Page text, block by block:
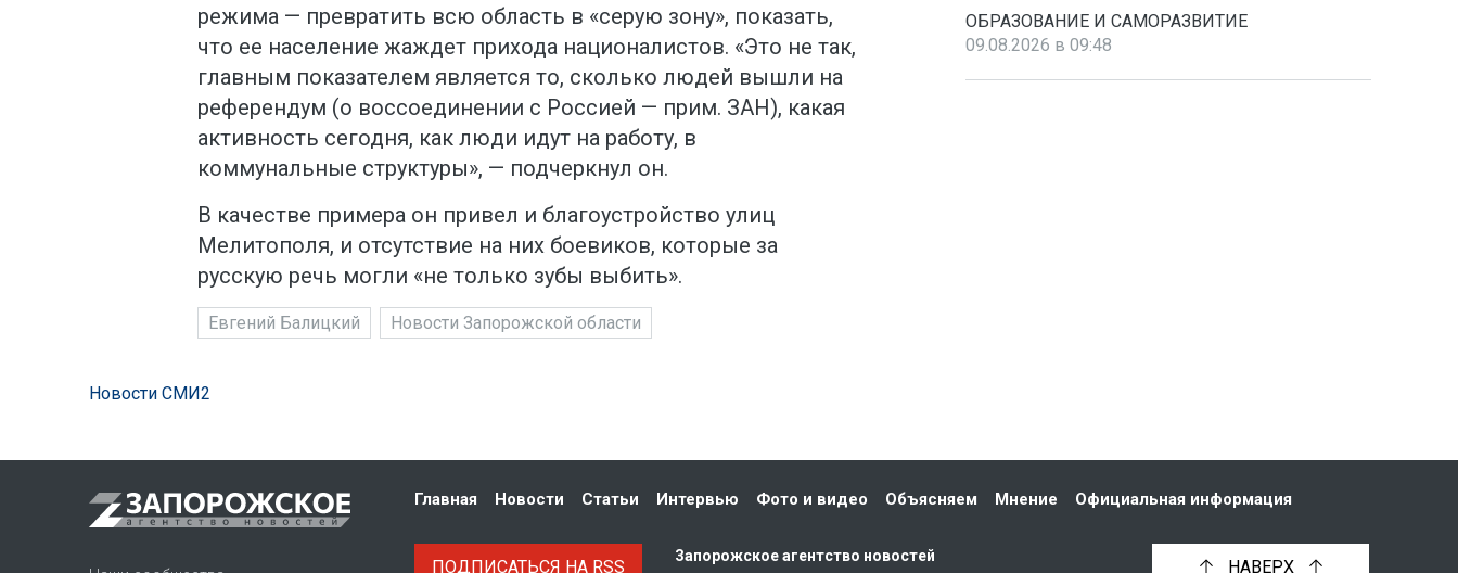
режима — превратить всю область в «серую зону», показать,
что ее население жаждет прихода националистов. «Это не так,
главным показателем является то, сколько людей вышли на
референдум (о воссоединении с Россией — прим. ЗАН), какая
активность сегодня, как люди идут на работу, в
коммунальные структуры», — подчеркнул он.
В качестве примера он привел и благоустройство улиц
Мелитополя, и отсутствие на них боевиков, которые за
русскую речь могли «не только зубы выбить».
Евгений Балицкий Новости Запорожской области
ОБРАЗОВАНИЕ И САМОРАЗВИТИЕ
09.08.2026 в 09:48
Новости СМИ2
НАВЕРХ
ПОДПИСАТЬСЯ НА RSS
Главная Новости Статьи Интервью Фото и видео Объясняем Мнение Официальная информация
Запорожское агентство новостей